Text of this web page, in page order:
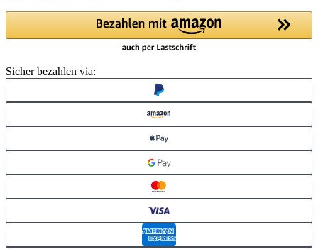
Sicher bezahlen via: